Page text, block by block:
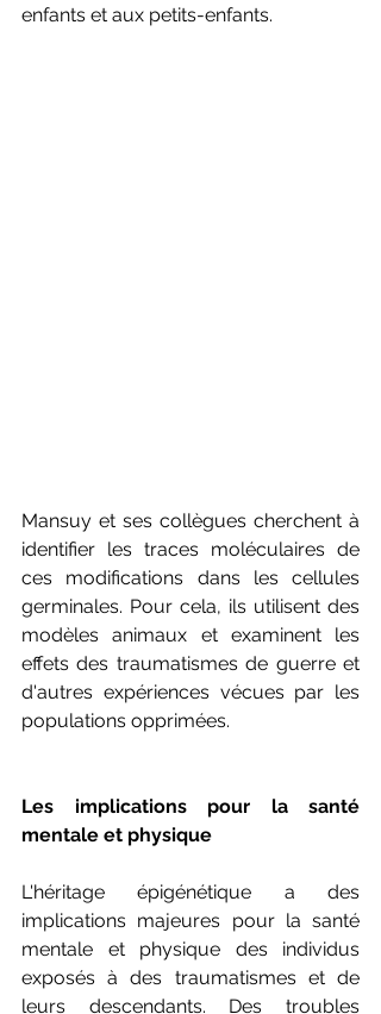
enfants et aux petits-enfants.
Mansuy et ses collègues cherchent à
identifier les traces moléculaires de
ces modifications dans les cellules
germinales. Pour cela, ils utilisent des
modèles animaux et examinent les
effets des traumatismes de guerre et
d'autres expériences vécues par les
populations opprimées.
Les implications pour la santé
mentale et physique
L'héritage épigénétique a des
implications majeures pour la santé
mentale et physique des individus
exposés à des traumatismes et de
leurs descendants. Des troubles